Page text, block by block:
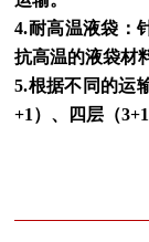
4.耐高温液袋：
抗高温的液袋材
5.根据不同的运
+1）、四层（